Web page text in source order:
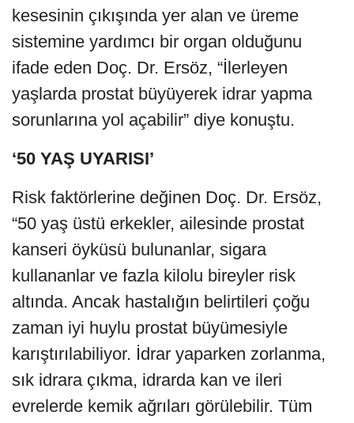
kesesinin çıkışında yer alan ve üreme
sistemine yardımcı bir organ olduğunu
ifade eden Doç. Dr. Ersöz, “İlerleyen
yaşlarda prostat büyüyerek idrar yapma
sorunlarına yol açabilir” diye konuştu.
‘50 YAŞ UYARISI’
Risk faktörlerine değinen Doç. Dr. Ersöz,
“50 yaş üstü erkekler, ailesinde prostat
kanseri öyküsü bulunanlar, sigara
kullananlar ve fazla kilolu bireyler risk
altında. Ancak hastalığın belirtileri çoğu
zaman iyi huylu prostat büyümesiyle
karıştırılabiliyor. İdrar yaparken zorlanma,
sık idrara çıkma, idrarda kan ve ileri
evrelerde kemik ağrıları görülebilir. Tüm